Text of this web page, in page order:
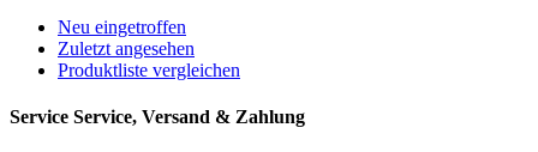
Neu eingetroffen
Zuletzt angesehen
Produktliste vergleichen
Service Service, Versand & Zahlung